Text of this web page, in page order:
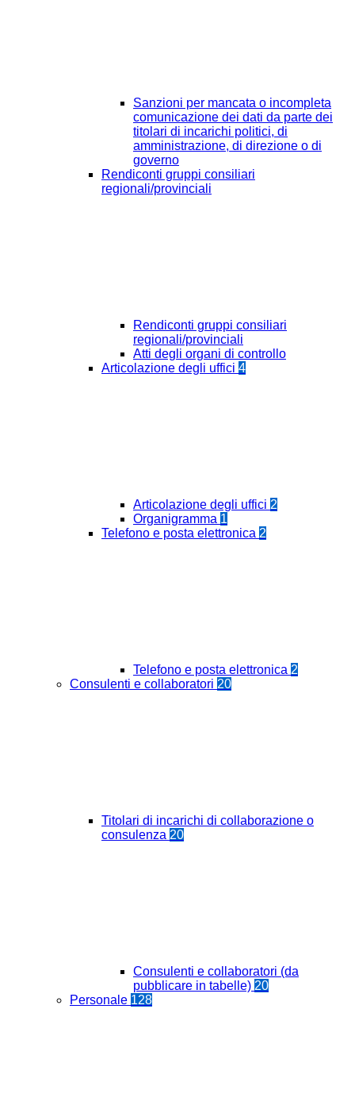
Sanzioni per mancata o incompleta
comunicazione dei dati da parte dei
titolari di incarichi politici, di
amministrazione, di direzione o di
governo
Rendiconti gruppi consiliari
regionali/provinciali
Rendiconti gruppi consiliari
regionali/provinciali
Atti degli organi di controllo
Articolazione degli uffici 4
Articolazione degli uffici 2
Organigramma 1
Telefono e posta elettronica 2
Telefono e posta elettronica 2
Consulenti e collaboratori 20
Titolari di incarichi di collaborazione o
consulenza 20
Consulenti e collaboratori (da
pubblicare in tabelle) 20
Personale 128